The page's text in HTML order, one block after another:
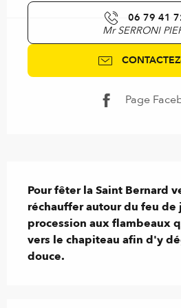
06 79 41
Mr SERRONI
Page
Pour fêter la Saint Bernard
réchauffer autour du feu de
procession aux flambeaux
vers le chapiteau afin d'y
douce.